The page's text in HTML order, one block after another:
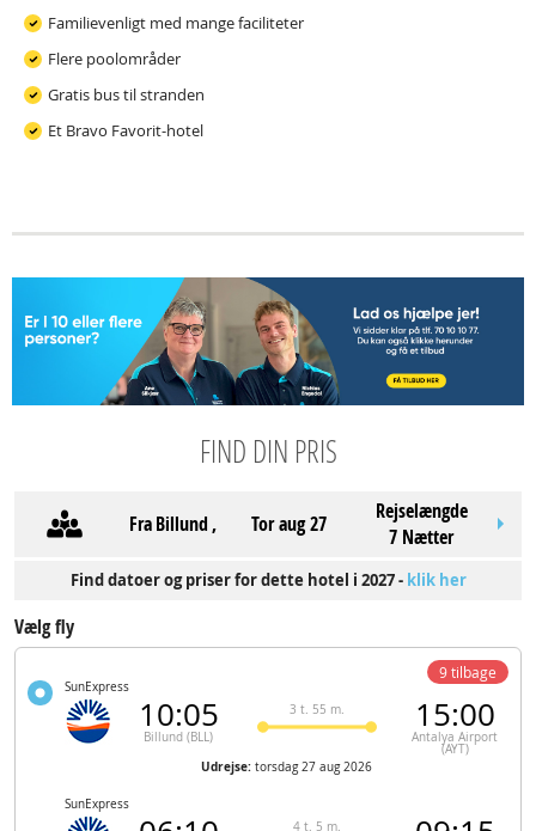
Familievenligt med mange faciliteter
Flere poolområder
Gratis bus til stranden
Et Bravo Favorit-hotel
FIND DIN PRIS
FraBillund, tor aug 27
Rejselængde
7 Nætter
Find datoer og priser for dette hotel i 2027 - klik her
Vælg fly
SunExpress
10:05
Billund (BLL)
3 t. 55 m. 15:00
Antalya Airport
(AYT)
Udrejse: torsdag 27 aug 2026
SunExpress
4 t. 5 m.
9 tilbage